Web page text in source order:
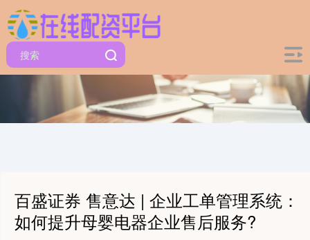
百盛证券 售意达 | 企业工单管理系统：
如何提升母婴电器企业售后服务?